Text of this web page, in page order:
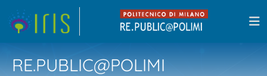
RE.PUBLIC@POLIMI